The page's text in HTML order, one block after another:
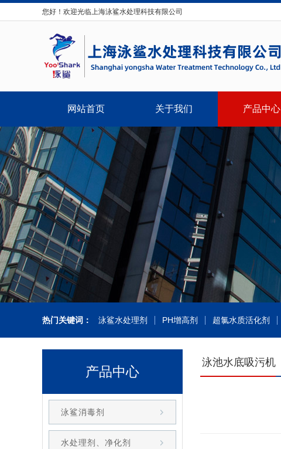
您好！欢迎光临上海泳鲨水处理科技有限公司
网站首页 关于我们 产品中心
热门关键词： 泳鲨水处理剂 PH增高剂 超氯水质活化剂
产品中心
泳鲨消毒剂
水处理剂、净化剂
泳池水底吸污机